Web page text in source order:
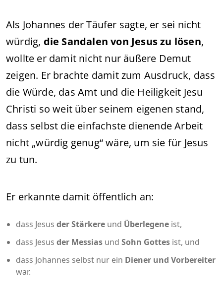
Als Johannes der Täufer sagte, er sei nicht
würdig, die Sandalen von Jesus zu lösen,
wollte er damit nicht nur äußere Demut
zeigen. Er brachte damit zum Ausdruck, dass
die Würde, das Amt und die Heiligkeit Jesu
Christi so weit über seinem eigenen stand,
dass selbst die einfachste dienende Arbeit
nicht „würdig genug“ wäre, um sie für Jesus
zu tun.
Er erkannte damit öffentlich an:
dass Jesus der Stärkere und Überlegene ist,
dass Jesus der Messias und Sohn Gottes ist, und
dass Johannes selbst nur ein Diener und Vorbereiter
war.